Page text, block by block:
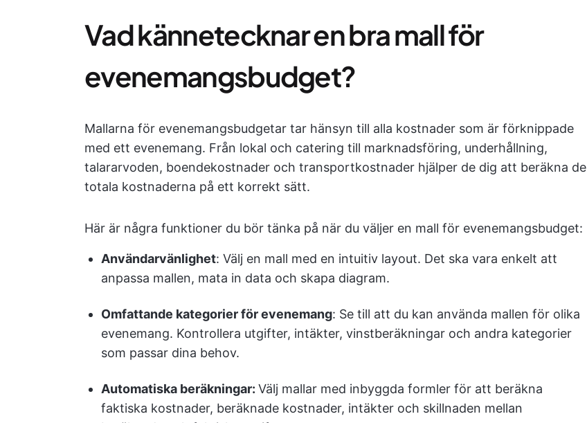
Vad kännetecknar en bra mall för
evenemangsbudget?
Mallarna för evenemangsbudgetar tar hänsyn till alla kostnader som är förknippade
med ett evenemang. Från lokal och catering till marknadsföring, underhållning,
talararvoden, boendekostnader och transportkostnader hjälper de dig att beräkna de
totala kostnaderna på ett korrekt sätt.
Här är några funktioner du bör tänka på när du väljer en mall för evenemangsbudget:
Användarvänlighet: Välj en mall med en intuitiv layout. Det ska vara enkelt att
anpassa mallen, mata in data och skapa diagram.
Omfattande kategorier för evenemang: Se till att du kan använda mallen för olika
evenemang. Kontrollera utgifter, intäkter, vinstberäkningar och andra kategorier
som passar dina behov.
Automatiska beräkningar: Välj mallar med inbyggda formler för att beräkna
faktiska kostnader, beräknade kostnader, intäkter och skillnaden mellan